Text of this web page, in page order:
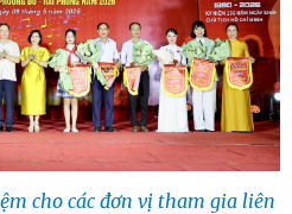
cho các đơn vị tham gia liên